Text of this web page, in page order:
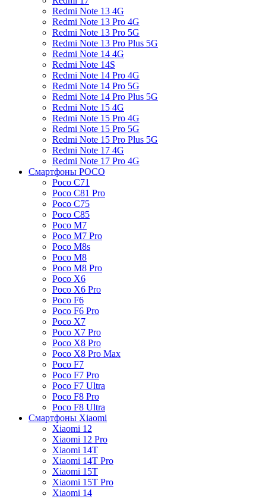
Redmi Note 13 4G
Redmi Note 13 Pro 4G
Redmi Note 13 Pro 5G
Redmi Note 13 Pro Plus 5G
Redmi Note 14 4G
Redmi Note 14S
Redmi Note 14 Pro 4G
Redmi Note 14 Pro 5G
Redmi Note 14 Pro Plus 5G
Redmi Note 15 4G
Redmi Note 15 Pro 4G
Redmi Note 15 Pro 5G
Redmi Note 15 Pro Plus 5G
Redmi Note 17 4G
Redmi Note 17 Pro 4G
Смартфоны POCO
Poco C71
Poco C81 Pro
Poco C75
Poco C85
Poco M7
Poco M7 Pro
Poco M8s
Poco M8
Poco M8 Pro
Poco X6
Poco X6 Pro
Poco F6
Poco F6 Pro
Poco X7
Poco X7 Pro
Poco X8 Pro
Poco X8 Pro Max
Poco F7
Poco F7 Pro
Poco F7 Ultra
Poco F8 Pro
Poco F8 Ultra
Смартфоны Xiaomi
Xiaomi 12
Xiaomi 12 Pro
Xiaomi 14T
Xiaomi 14T Pro
Xiaomi 15T
Xiaomi 15T Pro
Xiaomi 14